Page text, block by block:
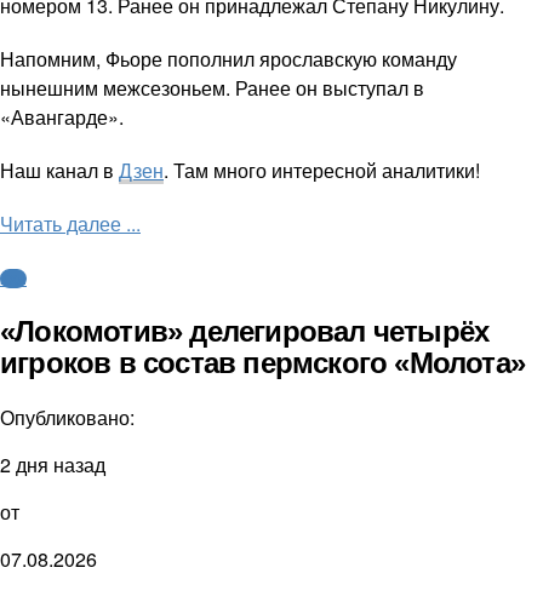
Напомним, Фьоре пополнил ярославскую команду
нынешним межсезоньем. Ранее он выступал в
«Авангарде».
Наш канал в Дзен. Там много интересной аналитики!
Читать далее ...
КХЛ
«Локомотив» делегировал четырёх
игроков в состав пермского «Молота»
Опубликовано:
2 дня назад
от
07.08.2026